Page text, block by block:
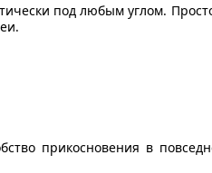
под любым углом.
прикосновения в